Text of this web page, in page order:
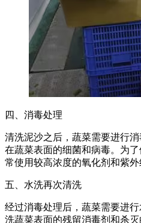
四、消毒处理
清洗泥沙之后，蔬菜需要进行
在蔬菜表面的细菌和病毒。为
常使用较高浓度的氧化剂和紫外
五、水洗再次清洗
经过消毒处理后，蔬菜需要进
洗蔬菜表面的残留消毒剂和杀